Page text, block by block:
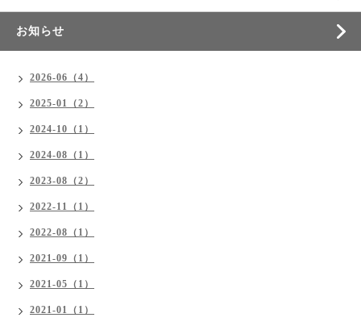
お知らせ
2026-06（4）
2025-01（2）
2024-10（1）
2024-08（1）
2023-08（2）
2022-11（1）
2022-08（1）
2021-09（1）
2021-05（1）
2021-01（1）